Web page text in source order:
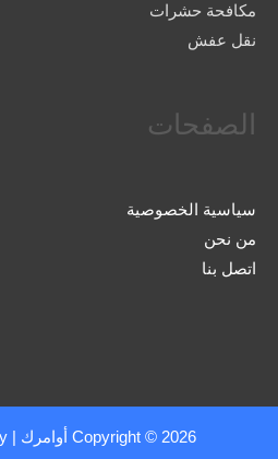
مكافحة حشرات
نقل عفش
الصفحات
سياسية الخصوصية
من نحن
اتصل بنا
Copyright © 2026 أوامرك